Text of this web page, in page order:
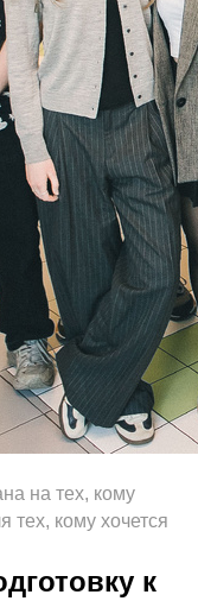
на тех, кому
кому хочется
к